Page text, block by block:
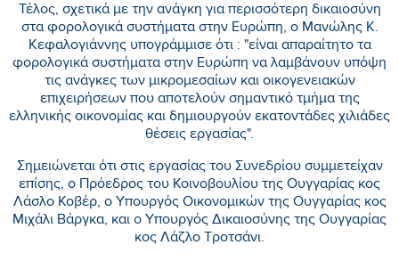
Τέλος, σχετικά με την ανάγκη για περισσότερη δικαιοσύνη
στα φορολογικά συστήματα στην Ευρώπη, ο Μανώλης Κ.
Κεφαλογιάννης υπογράμμισε ότι : "είναι απαραίτητο τα
φορολογικά συστήματα στην Ευρώπη να λαμβάνουν υπόψη
τις ανάγκες των μικρομεσαίων και οικογενειακών
επιχειρήσεων που αποτελούν σημαντικό τμήμα της
ελληνικής οικονομίας και δημιουργούν εκατοντάδες χιλιάδες
θέσεις εργασίας".
Σημειώνεται ότι στις εργασίας του Συνεδρίου συμμετείχαν
επίσης, ο Πρόεδρος του Κοινοβουλίου της Ουγγαρίας κος
Λάσλο Κοβέρ, ο Υπουργός Οικονομικών της Ουγγαρίας κος
Μιχάλι Βάργκα, και ο Υπουργός Δικαιοσύνης της Ουγγαρίας
κος Λάζλο Τροτσάνι.